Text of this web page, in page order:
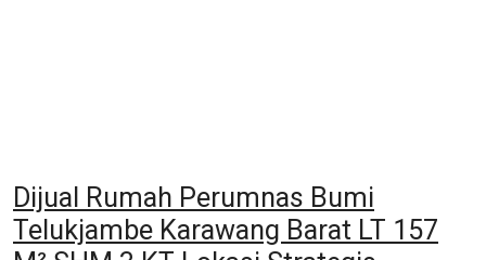
Dijual Rumah Perumnas Bumi
Telukjambe Karawang Barat LT 157